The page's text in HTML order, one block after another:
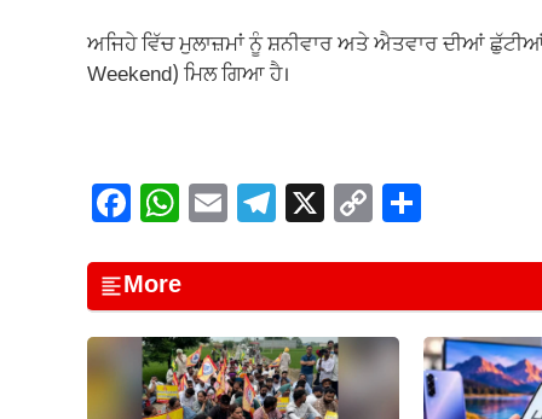
ਅਜਿਹੇ ਵਿੱਚ ਮੁਲਾਜ਼ਮਾਂ ਨੂੰ ਸ਼ਨੀਵਾਰ ਅਤੇ ਐਤਵਾਰ ਦੀਆਂ
Weekend) ਮਿਲ ਗਿਆ ਹੈ।
F
c
e
b
o
W
at
s
A
p
E T
gr
a
m
X C
y
Li
n
e
More